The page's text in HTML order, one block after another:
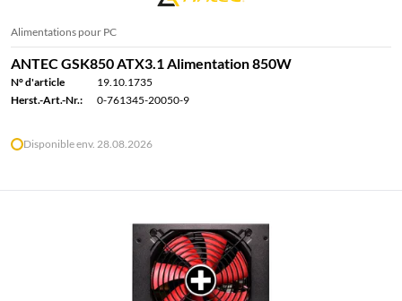
Alimentations pour PC
ANTEC GSK850 ATX3.1 Alimentation 850W
N° d'article
19.10.1735
Herst.-Art.-Nr.:
0-761345-20050-9
Disponible env. 28.08.2026